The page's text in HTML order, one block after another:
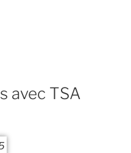
avec TSA